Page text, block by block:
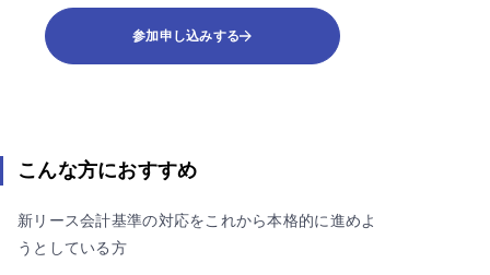
参加申し込みする
こんな方におすすめ
新リース会計基準の対応をこれから本格的に進めよ
うとしている方